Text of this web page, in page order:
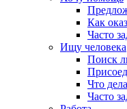
Как
Часто
Ищу человека
Поиск
Что
Часто